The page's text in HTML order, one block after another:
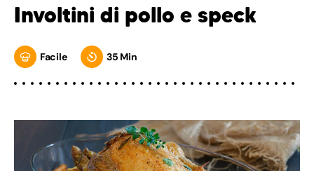
Involtini di pollo e speck
Facile 35 Min